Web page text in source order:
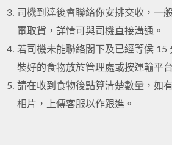
司機到達後會聯絡你安排交收，一
電取貨，詳情可與司機直接溝通。
若司機未能聯絡閣下及已經等侯 15
裝好的食物放於管理處或按運輸平
請在收到食物後點算清楚數量，如
相片，上傳客服以作跟進。